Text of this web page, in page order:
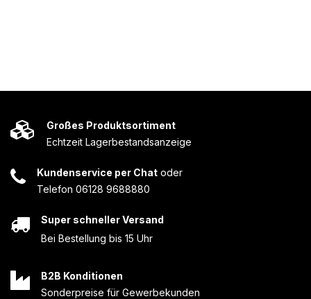
Großes Produktsortiment
Echtzeit Lagerbestandsanzeige
Kundenservice per Chat oder
Telefon 06128 9688880
Super schneller Versand
Bei Bestellung bis 15 Uhr
B2B Konditionen
Sonderpreise für Gewerbekunden